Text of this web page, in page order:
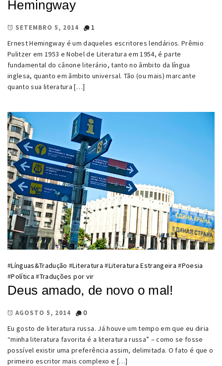
Hemingway
SETEMBRO 5, 2014
1
Ernest Hemingway é um daqueles escritores lendários. Prêmio
Pulitzer em 1953 e Nobel de Literatura em 1954, é parte
fundamental do cânone literário, tanto no âmbito da língua
inglesa, quanto em âmbito universal. Tão (ou mais) marcante
quanto sua literatura […]
#Línguas&Tradução #Literatura #Literatura Estrangeira #Poesia
#Política #Traduções por vir
Deus amado, de novo o mal!
AGOSTO 5, 2014
0
Eu gosto de literatura russa. Já houve um tempo em que eu diria
“minha literatura favorita é a literatura russa” – como se fosse
possível existir uma preferência assim, delimitada. O fato é que o
primeiro escritor mais complexo e […]